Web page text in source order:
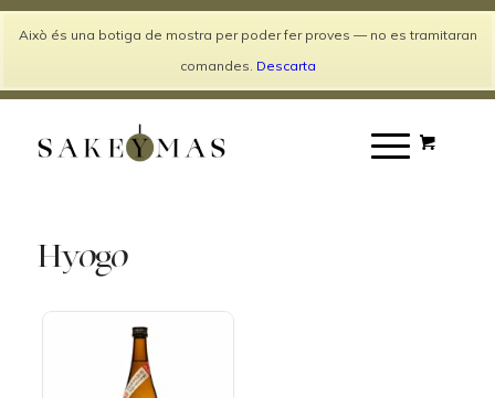
Això és una botiga de mostra per poder fer proves — no es tramitaran
comandes. Descarta
Català
Español
Hyogo